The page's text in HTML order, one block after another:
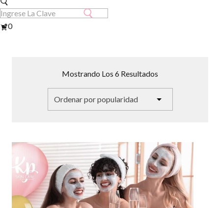
Ver
0
Mostrando Los 6 Resultados
Popularidad